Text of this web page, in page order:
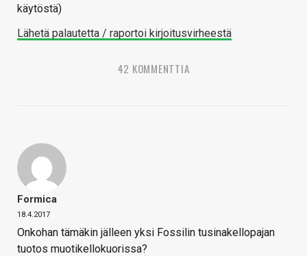
käytöstä)
Lähetä palautetta / raportoi kirjoitusvirheestä
42 KOMMENTTIA
Formica
18.4.2017
Onkohan tämäkin jälleen yksi Fossilin tusinakellopajan
tuotos muotikellokuorissa?